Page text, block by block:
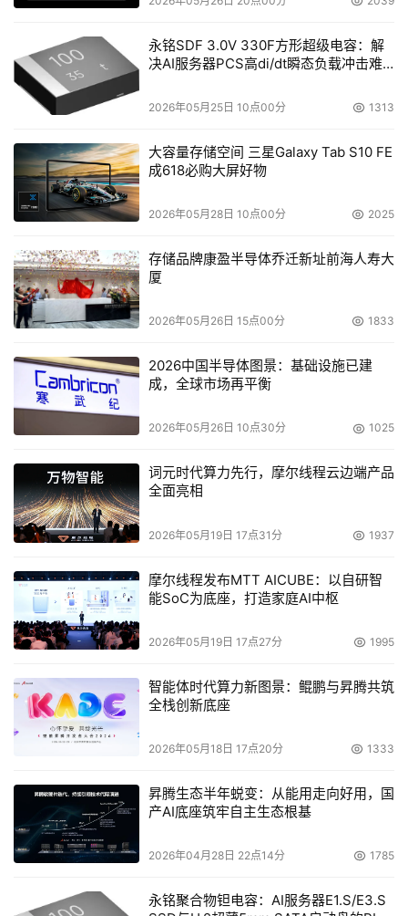
永铭SDF 3.0V 330F方形超级电容：解
决AI服务器PCS高di/dt瞬态负载冲击难
2026年05月25日 10点00分 1313
大容量存储空间 三星Galaxy Tab S10 FE
成618必购大屏好物
2026年05月28日 10点00分 2025
存储品牌康盈半导体乔迁新址前海人寿大
厦
2026年05月26日 15点00分 1833
2026中国半导体图景：基础设施已建
成，全球市场再平衡
2026年05月26日 10点30分 1025
词元时代算力先行，摩尔线程云边端产品
全面亮相
2026年05月19日 17点31分 1937
摩尔线程发布MTT AICUBE：以自研智
能SoC为底座，打造家庭AI中枢
2026年05月19日 17点27分 1995
智能体时代算力新图景：鲲鹏与昇腾共筑
全栈创新底座
2026年05月18日 17点20分 1333
昇腾生态半年蜕变：从能用走向好用，国
产AI底座筑牢自主生态根基
2026年04月28日 22点14分 1785
永铭聚合物钽电容：AI服务器E1.S/E3.S